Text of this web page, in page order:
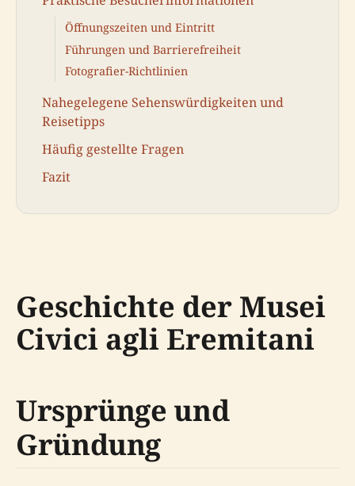
Öffnungszeiten und Eintritt
Führungen und Barrierefreiheit
Fotografier-Richtlinien
Nahegelegene Sehenswürdigkeiten und
Reisetipps
Häufig gestellte Fragen
Fazit
Geschichte der Musei
Civici agli Eremitani
Ursprünge und
Gründung